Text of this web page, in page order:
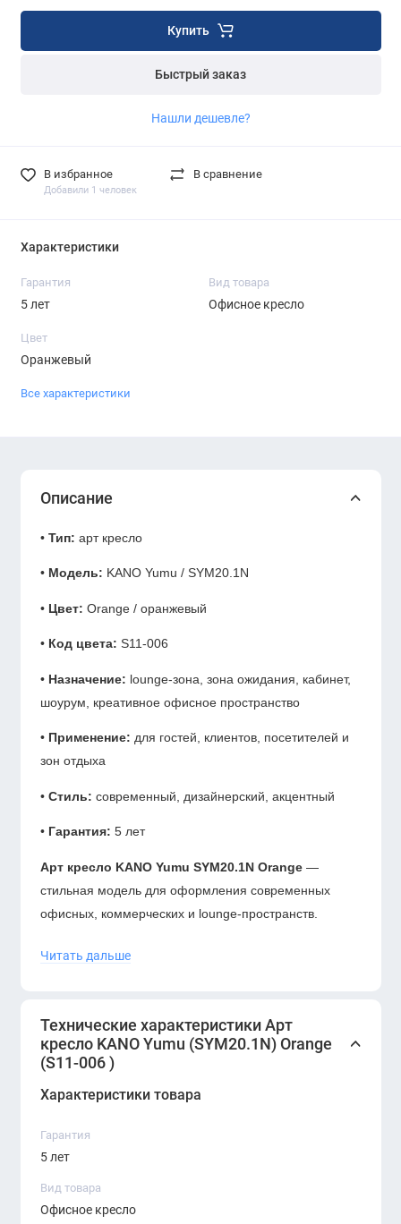
Купить
Быстрый заказ
Нашли дешевле?
В избранное
Добавили 1 человек
В сравнение
Характеристики
Гарантия
5 лет
Вид товара
Офисное кресло
Цвет
Оранжевый
Все характеристики
Описание
• Тип: арт кресло
• Модель: KANO Yumu / SYM20.1N
• Цвет: Orange / оранжевый
• Код цвета: S11-006
• Назначение: lounge-зона, зона ожидания, кабинет,
шоурум, креативное офисное пространство
• Применение: для гостей, клиентов, посетителей и
зон отдыха
• Стиль: современный, дизайнерский, акцентный
• Гарантия: 5 лет
Арт кресло KANO Yumu SYM20.1N Orange —
стильная модель для оформления современных
офисных, коммерческих и lounge-пространств.
энергию и делает кресло заметным элементом
Модель подойдёт для зон ожидания, шоурумов,
кабинетов, переговорных lounge-зон и креативных
рабочих пространств. Кресло можно использовать как
самостоятельный дизайнерский элемент или
современный и запоминающийся интерьер для
гостей, клиентов и сотрудников.
Читать дальше
Технические характеристики Арт
кресло KANO Yumu (SYM20.1N) Orange
(S11-006 )
Характеристики товара
Гарантия
5 лет
Вид товара
Офисное кресло